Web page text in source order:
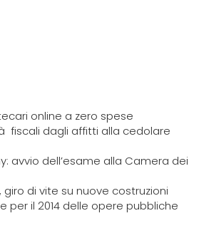
online a zero spese
fiscali dagli affitti alla cedolare
avvio dell’esame alla Camera dei
giro di vite su nuove costruzioni
per il 2014 delle opere pubbliche